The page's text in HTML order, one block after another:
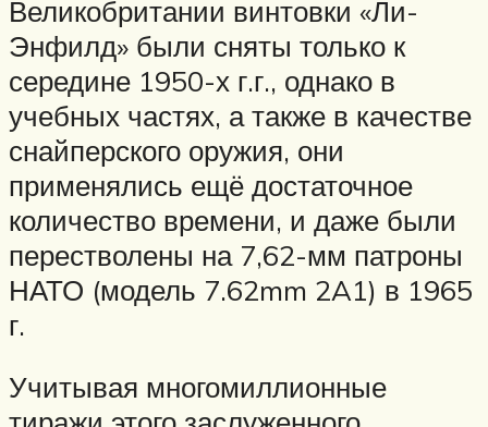
Великобритании винтовки «Ли-
Энфилд» были сняты только к
середине 1950-х г.г., однако в
учебных частях, а также в качестве
снайперского оружия, они
применялись ещё достаточное
количество времени, и даже были
перестволены на 7,62-мм патроны
НАТО (модель 7.62mm 2A1) в 1965
г.
Учитывая многомиллионные